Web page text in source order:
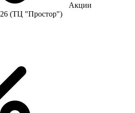
Акции
(ТЦ "Простор")